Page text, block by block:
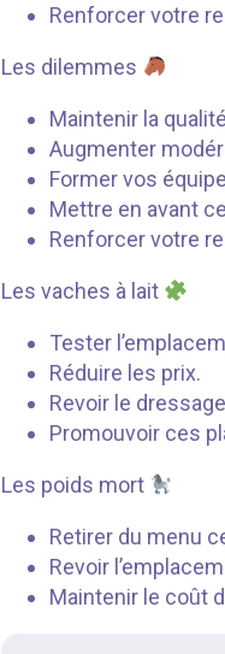
Renforcer votre
Les dilemmes
Maintenir la
Augmenter
Former vos
Mettre en avant
Renforcer votre
Les vaches à lait
Tester
Réduire les prix.
Revoir le
Promouvoir ces
Les poids mort
Retirer du menu
Revoir
Maintenir le coût